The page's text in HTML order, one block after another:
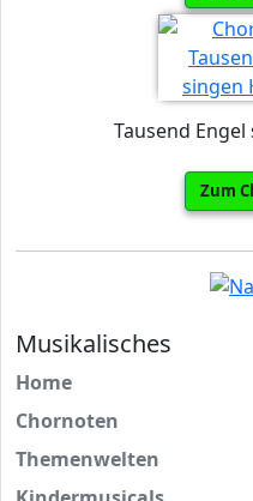
Tausend
Zum
Musikalisches
Home
Chornoten
Themenwelten